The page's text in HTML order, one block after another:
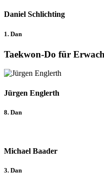
Daniel Schlichting
1. Dan
Taekwon-Do für
Jürgen Englerth
8. Dan
Michael Baader
3. Dan